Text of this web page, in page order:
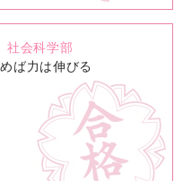
社会科学部
ば力は伸びる